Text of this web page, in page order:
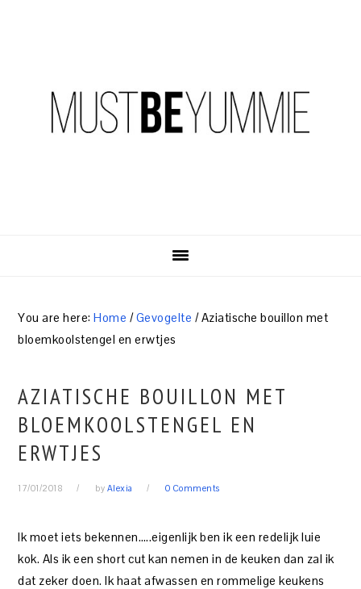
You are here:Home /Gevogelte /Aziatische bouillon met
bloemkoolstengel en erwtjes
AZIATISCHE BOUILLON MET
BLOEMKOOLSTENGEL EN
ERWTJES
17/01/2018 by Alexia 0 Comments
Ik moet iets bekennen…..eigenlijk ben ik een redelijk luie
kok. Als ik een short cut kan nemen in de keuken dan zal ik
dat zeker doen. Ik haat afwassen en rommelige keukens